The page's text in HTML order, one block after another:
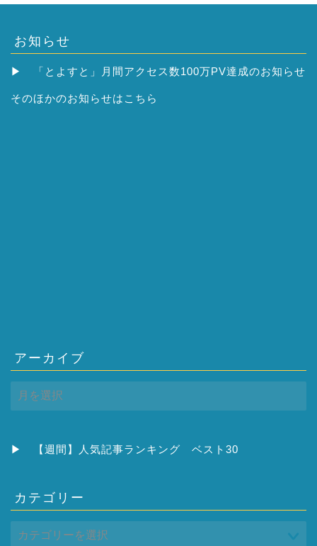
お知らせ
▶ 「とよすと」月間アクセス数100万PV達成のお知らせ
そのほかのお知らせはこちら
アーカイブ
ア
ー
ブ
▶ 【週間】人気記事ランキング ベスト30
カテゴリー